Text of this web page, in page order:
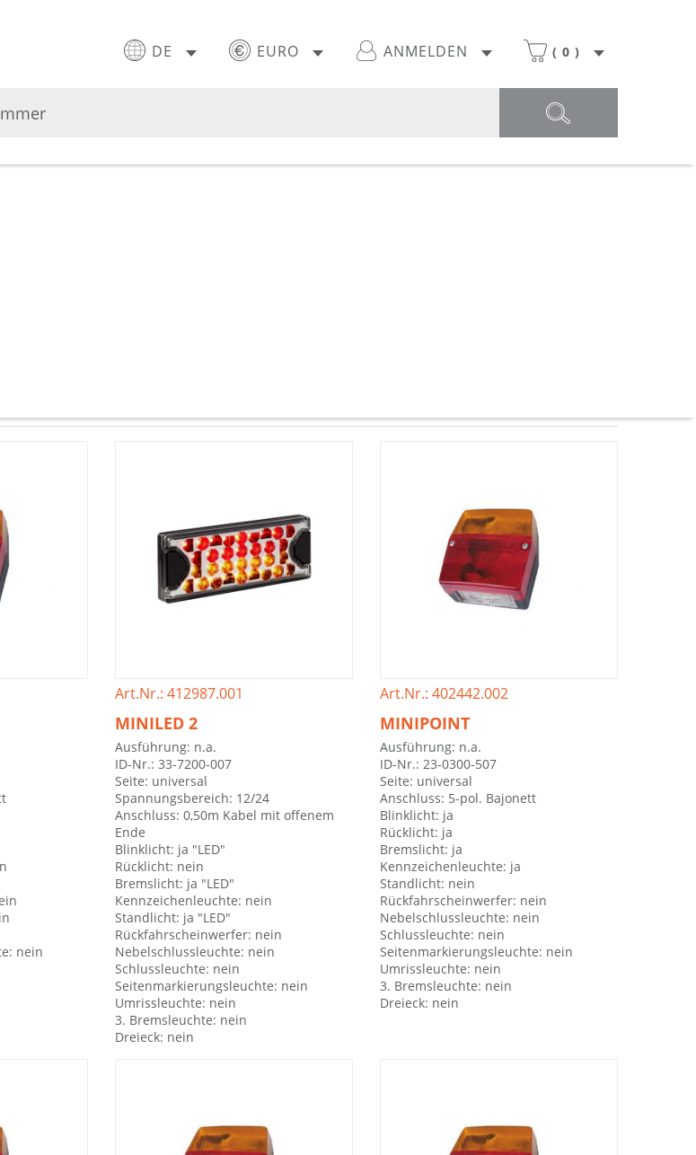
DE EURO ANMELDEN ( 0 )
nein
Art.Nr.: 412987.001
MINILED 2
Ausführung: n.a.
ID-Nr.: 33-7200-007
Seite: universal
Spannungsbereich: 12/24
Anschluss: 0,50m Kabel mit offenem
Ende
Blinklicht: ja "LED"
Rücklicht: nein
Bremslicht: ja "LED"
Kennzeichenleuchte: nein
Standlicht: ja "LED"
Rückfahrscheinwerfer: nein
Nebelschlussleuchte: nein
Schlussleuchte: nein
Seitenmarkierungsleuchte: nein
Umrissleuchte: nein
3. Bremsleuchte: nein
Dreieck: nein
Art.Nr.: 402442.002
MINIPOINT
Ausführung: n.a.
ID-Nr.: 23-0300-507
Seite: universal
Anschluss: 5-pol. Bajonett
Blinklicht: ja
Rücklicht: ja
Bremslicht: ja
Kennzeichenleuchte: ja
Standlicht: nein
Rückfahrscheinwerfer: nein
Nebelschlussleuchte: nein
Schlussleuchte: nein
Seitenmarkierungsleuchte: nein
Umrissleuchte: nein
3. Bremsleuchte: nein
Dreieck: nein